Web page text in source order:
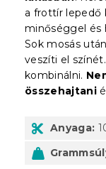
a frottír lepedő
minőséggel és
Sok mosás
veszíti el
kombinálni.
összehajtani
Anyaga: